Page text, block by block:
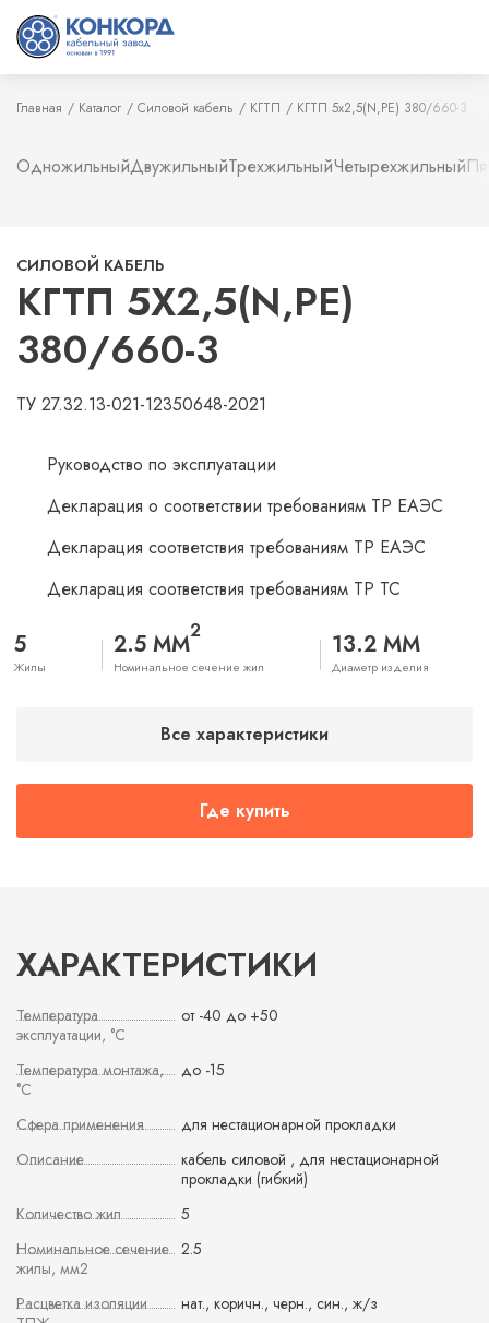
Главная Каталог Силовой кабель КГТП КГТП 5х2,5(N,PE) 380/660-3
ОдножильныйДвужильныйТрехжильныйЧетырехжильный
СИЛОВОЙ КАБЕЛЬ
КГТП 5Х2,5(N,PE)
380/660-3
ТУ 27.32.13-021-12350648-2021
Руководство по эксплуатации
Декларация о соответствии требованиям ТР ЕАЭС
Декларация соответствия требованиям ТР ЕАЭС
Декларация соответствия требованиям ТР ТС
5
Жилы
2.5 ММ2
Номинальное сечение жил
13.2 ММ
Диаметр изделия
Все характеристики
Где купить
ХАРАКТЕРИСТИКИ
Температура
эксплуатации, °С
от -40 до +50
Температура монтажа,
°С
до -15
Сфера применения
для нестационарной прокладки
Описание
кабель силовой , для нестационарной
прокладки (гибкий)
Количество жил
5
Номинальное сечение
жилы, мм2
2.5
Расцветка изоляции
нат., коричн., черн., син., ж/з